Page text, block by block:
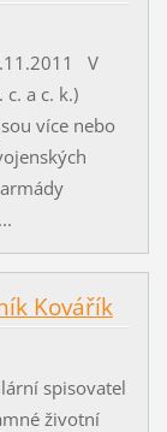
V
a c. k.)
více nebo
Kovářík
spisovatel
životní